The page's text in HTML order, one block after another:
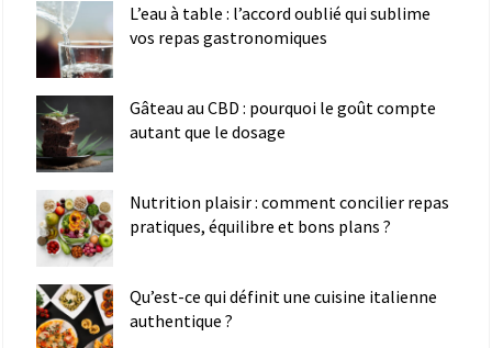
L’eau à table : l’accord oublié qui sublime
vos repas gastronomiques
Gâteau au CBD : pourquoi le goût compte
autant que le dosage
Nutrition plaisir : comment concilier repas
pratiques, équilibre et bons plans ?
Qu’est-ce qui définit une cuisine italienne
authentique ?